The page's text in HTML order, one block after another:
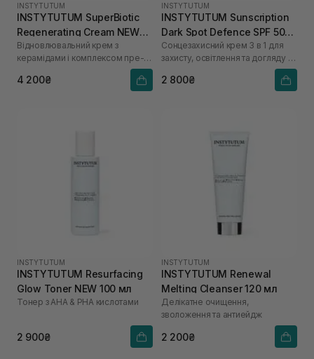
INSTYTUTUM
INSTYTUTUM SuperBiotic
Regenerating Cream NEW
50 мл
Відновлювальний крем з
керамідами і комплексом пре-
4 200₴
INSTYTUTUM
INSTYTUTUM Sunscription
Dark Spot Defence SPF 50
NEW 50 мл
Сонцезахисний крем 3 в 1 для
захисту, освітлення та догляду за
2 800₴
INSTYTUTUM
INSTYTUTUM Resurfacing
Glow Toner NEW 100 мл
Тонер з AHA & PHA кислотами
2 900₴
INSTYTUTUM
INSTYTUTUM Renewal
Melting Cleanser 120 мл
Делікатне очищення,
зволоження та антиейдж
2 200₴